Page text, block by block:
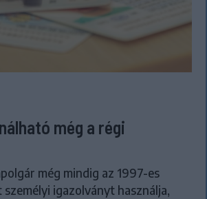
még a régi
még mindig az 1997-es
igazolványt használja,